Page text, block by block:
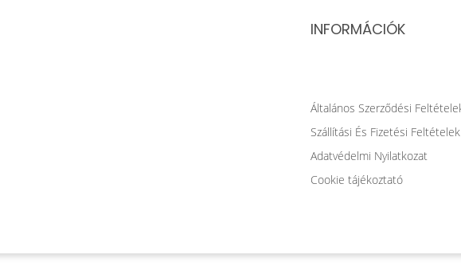
INFORMÁCIÓK
Általános Szerződési
Szállítási És Fizetési Feltételek
Adatvédelmi Nyilatkozat
Cookie tájékoztató